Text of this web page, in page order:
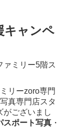
キャンペ
ァミリー5階ス
リーzoro専門
真専門店スタ
がございまし
スポート写真 ・